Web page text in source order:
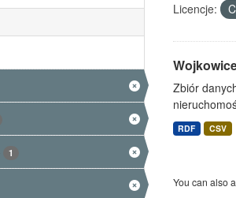
1
Licencje:
Zbiór
RDF CSV
You can also